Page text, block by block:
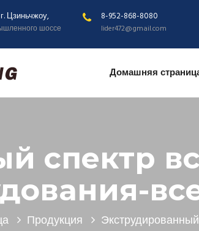
Цзиньчжоу,
шоссе
8-952-868-8080
lider472@gmail.com
Домашняя
спектр
Продукция